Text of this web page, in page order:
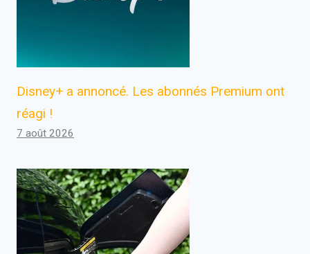
Disney+ a annoncé. Les abonnés Premium ont
réagi !
7 août 2026